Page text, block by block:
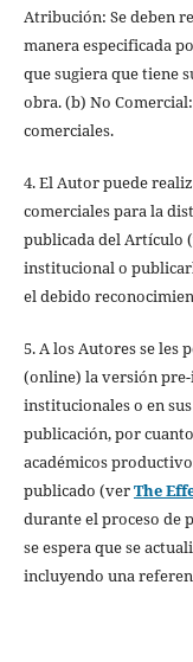
Atribución: Se deben
manera especificada
que sugiera que tiene
obra. (b) No
comerciales.
4. El Autor puede
comerciales para la
publicada del Artículo
institucional o
el debido
5. A los Autores se les
(online) la versión
institucionales o en
publicación, por
académicos
publicado (verThe
durante el proceso de
se espera que se
incluyendo una